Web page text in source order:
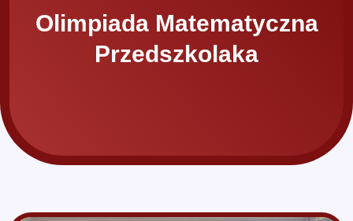
Olimpiada Matematyczna
Przedszkolaka